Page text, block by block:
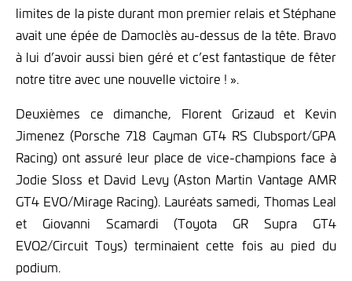
limites de la piste durant mon premier relais et Stéphane
avait une épée de Damoclès au-dessus de la tête. Bravo
à lui d’avoir aussi bien géré et c’est fantastique de fêter
notre titre avec une nouvelle victoire ! ».
Deuxièmes ce dimanche, Florent Grizaud et Kevin
Jimenez (Porsche 718 Cayman GT4 RS Clubsport/GPA
Racing) ont assuré leur place de vice-champions face à
Jodie Sloss et David Levy (Aston Martin Vantage AMR
GT4 EVO/Mirage Racing). Lauréats samedi, Thomas Leal
et Giovanni Scamardi (Toyota GR Supra GT4
EVO2/Circuit Toys) terminaient cette fois au pied du
podium.